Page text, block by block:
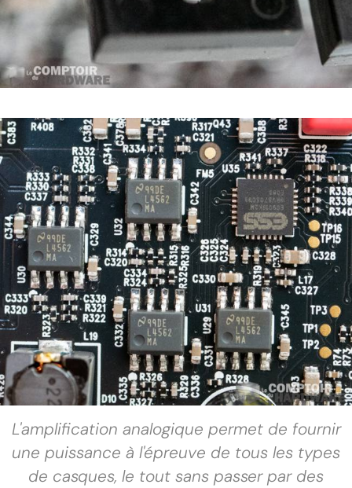
L'amplification analogique permet de fournir
une puissance à l'épreuve de tous les types
de casques, le tout sans passer par des